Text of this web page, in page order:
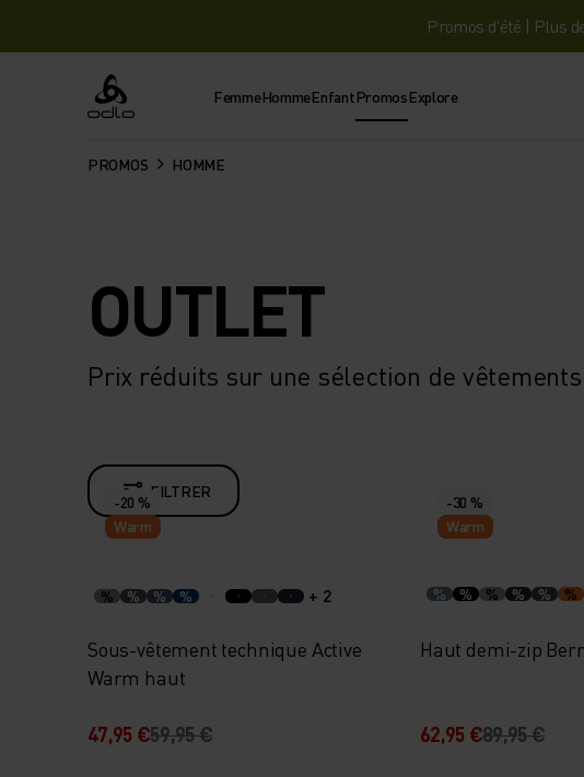
Promos d'été | Plus
Odlo FemmeHommeEnfantPromosExplore
PROMOS HOMME
OUTLET
Prix réduits sur une sélection de
FILTRER
-20 %
Warm
% % % % + 2
Sous-vêtement technique Active
Warm haut
47,95 €59,95 €
-30 %
Warm
% % % % % %
Haut demi-zip
62,95 €89,95 €